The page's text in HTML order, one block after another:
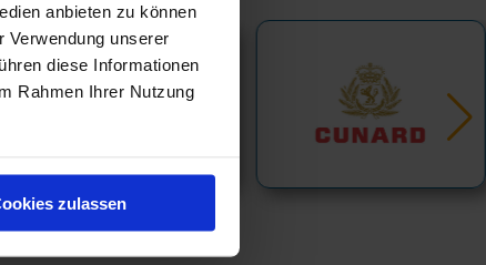
anbieten zu können
Verwendung unserer
diese Informationen
Rahmen Ihrer Nutzung
zulassen